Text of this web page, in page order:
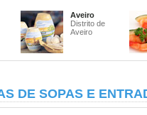
Aveiro
Distrito de
Aveiro
DE SOPAS E